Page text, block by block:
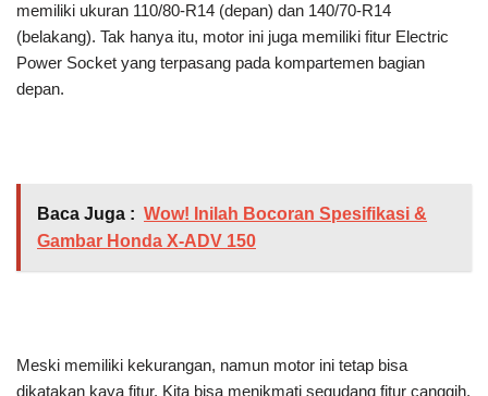
memiliki ukuran 110/80-R14 (depan) dan 140/70-R14
(belakang). Tak hanya itu, motor ini juga memiliki fitur Electric
Power Socket yang terpasang pada kompartemen bagian
depan.
Baca Juga : Wow! Inilah Bocoran Spesifikasi &
Gambar Honda X-ADV 150
Meski memiliki kekurangan, namun motor ini tetap bisa
dikatakan kaya fitur. Kita bisa menikmati segudang fitur canggih.